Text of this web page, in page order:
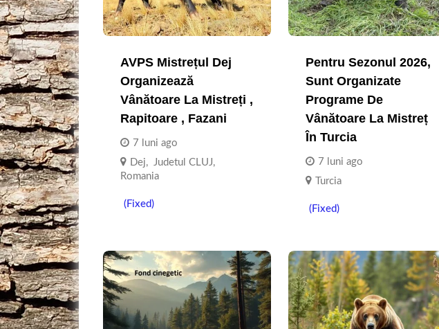
AVPS Mistrețul Dej
Organizează
Vânătoare La Mistreți ,
Rapitoare , Fazani
7 luni ago
Dej, Judetul CLUJ,
Romania
(Fixed)
Pentru Sezonul 2026,
Sunt Organizate
Programe De
Vânătoare La Mistreț
În Turcia
7 luni ago
Turcia
(Fixed)